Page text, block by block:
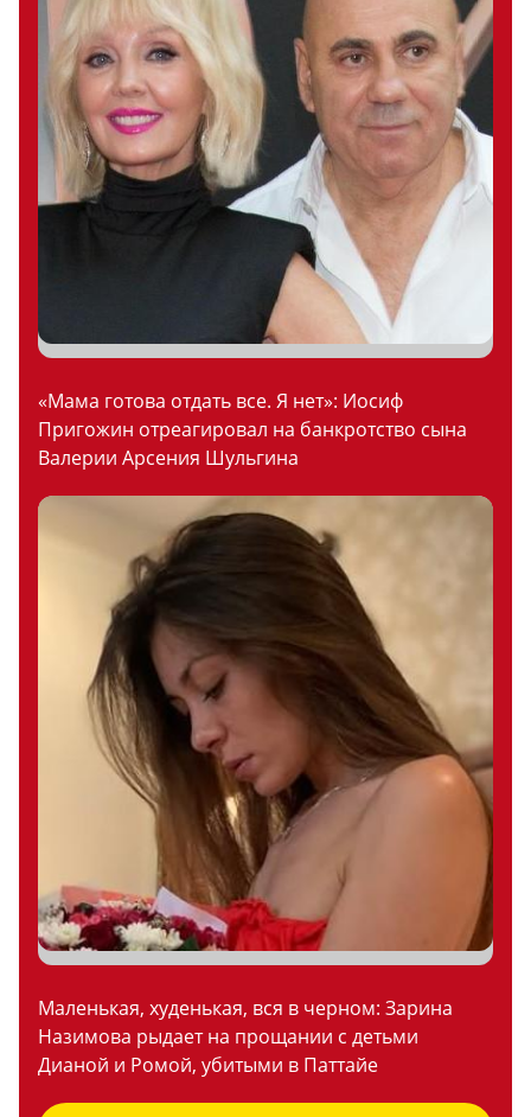
«Мама готова отдать все. Я нет»: Иосиф
Пригожин отреагировал на банкротство сына
Валерии Арсения Шульгина
Маленькая, худенькая, вся в черном: Зарина
Назимова рыдает на прощании с детьми
Дианой и Ромой, убитыми в Паттайе